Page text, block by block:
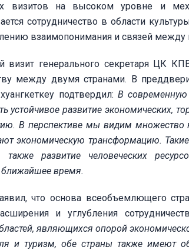
на высоком уровне и
сотрудничество в области
взаимопонимания и связей между
визит генерального секретаря ЦК
между двумя странами. В
подтвердил: В
устойчивое развитие экономических,
В перспективе мы видим
экономическую трансформацию.
развитие человеческих
ближайшее время.
что основа всеобъемлющего
и углубления
являющихся опорой
и туризм, обе страны также имеют